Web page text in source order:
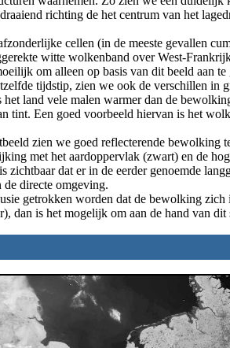
richting de het centrum van het
cellen (in de meeste gevallen
witte wolkenband over West-
om alleen op basis van dit beeld aan
tijdstip, zien we ook de verschillen in
het land vele malen warmer dan de
tint. Een goed voorbeeld hiervan is het
zien we goed reflecterende
met het aardoppervlak (zwart) en de
zichtbaar dat er in de eerder genoemde
directe omgeving.
getrokken worden dat de bewolking
dan is het mogelijk om aan de hand van